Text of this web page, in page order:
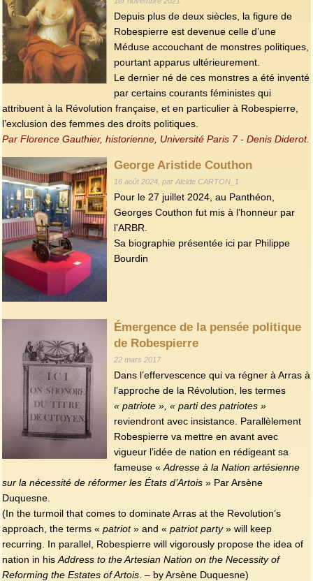
Depuis plus de deux siècles, la figure de
Robespierre est devenue celle d’une
Méduse accouchant de monstres politiques,
pourtant apparus ultérieurement.
Le dernier né de ces monstres a été inventé
par certains courants féministes qui
attribuent à la Révolution française, et en particulier à Robespierre,
l’exclusion des femmes des droits politiques.
Par Florence Gauthier, historienne, Université Paris 7 - Denis Diderot.
George Aristide Couthon
16 août 2024, par Alcide CARTON_1
Pour le 27 juillet 2024, au Panthéon,
Georges Couthon fut mis à l’honneur par
l’ARBR.
Sa biographie présentée ici par Philippe
Bourdin
Émergence de la pensée politique
de Robespierre
22 mars 2017
Dans l’effervescence qui va régner à Arras à
l’approche de la Révolution, les termes
« patriote », « parti des patriotes »
reviendront avec insistance. Parallèlement
Robespierre va mettre en avant avec
vigueur l’idée de nation en rédigeant sa
fameuse « Adresse à la Nation artésienne
sur la nécessité de réformer les États d’Artois » Par Arsène
Duquesne.
(In the turmoil that comes to dominate Arras at the Revolution’s
approach, the terms « patriot» and « patriot party» will keep
recurring. In parallel, Robespierre will vigorously propose the idea of
nation in his Address to the Artesian Nation on the Necessity of
Reforming the Estates of Artois . – by Arsène Duquesne)